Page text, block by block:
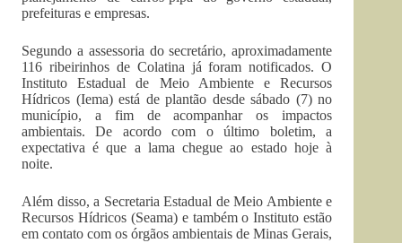
prefeituras e empresas.
Segundo a assessoria do secretário, aproximadamente
116 ribeirinhos de Colatina já foram notificados. O
Instituto Estadual de Meio Ambiente e Recursos
Hídricos (Iema) está de plantão desde sábado (7) no
município, a fim de acompanhar os impactos
ambientais. De acordo com o último boletim, a
expectativa é que a lama chegue ao estado hoje à
noite.
Além disso, a Secretaria Estadual de Meio Ambiente e
Recursos Hídricos (Seama) e também o Instituto estão
em contato com os órgãos ambientais de Minas Gerais,